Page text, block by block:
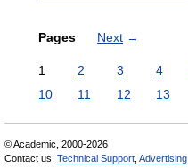
Pages Next →
1 2 3 4
10
11 12 13
© Academic, 2000-2026
Contact us: Technical Support Advertising